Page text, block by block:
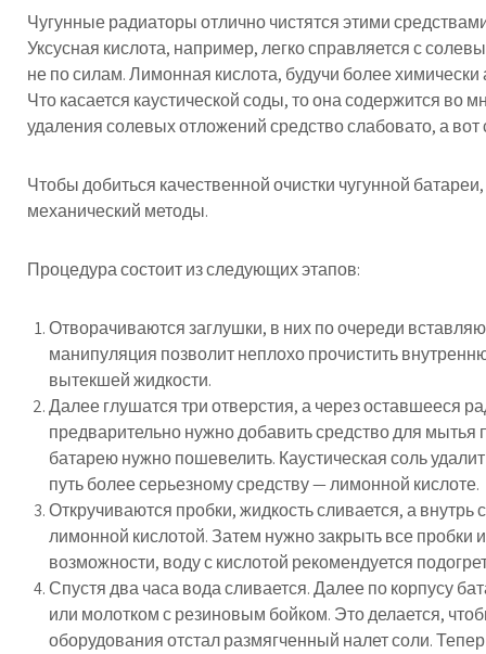
Чугунные радиаторы отлично чистятся этими
Уксусная кислота, например, легко справляется с
не по силам. Лимонная кислота, будучи более
Что касается каустической соды, то она содержится во
удаления солевых отложений средство слабовато, а
Чтобы добиться качественной очистки чугунной
механический методы.
Процедура состоит из следующих этапов:
Отворачиваются заглушки, в них по очереди
манипуляция позволит неплохо прочистить
вытекшей жидкости.
Далее глушатся три отверстия, а через оставшееся
предварительно нужно добавить средство для
батарею нужно пошевелить. Каустическая соль
путь более серьезному средству — лимонной кислоте.
Откручиваются пробки, жидкость сливается, а
лимонной кислотой. Затем нужно закрыть все пробки
возможности, воду с кислотой рекомендуется
Спустя два часа вода сливается. Далее по корпусу
или молотком с резиновым бойком. Это делается,
оборудования отстал размягченный налет соли.